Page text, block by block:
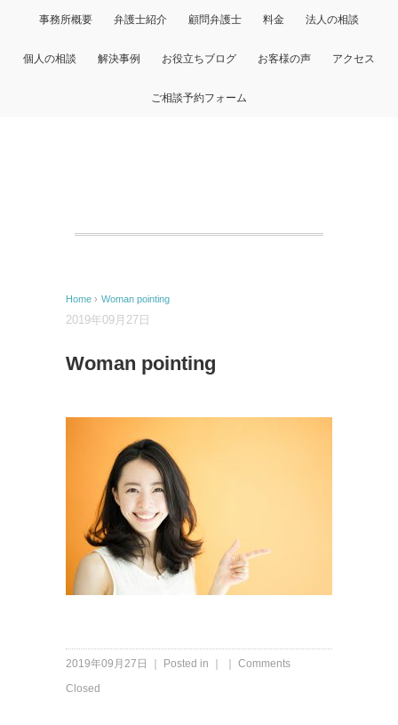
事務所概要 弁護士紹介 顧問弁護士 料金 法人の相談
個人の相談 解決事例 お役立ちブログ お客様の声 アクセス
ご相談予約フォーム
Home › Woman pointing
2019年09月27日
Woman pointing
2019年09月27日 ｜ Posted in ｜ ｜ Comments
Closed